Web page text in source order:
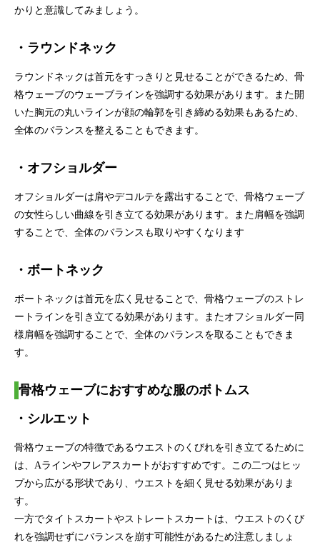
かりと意識してみましょう。
・ラウンドネック
ラウンドネックは首元をすっきりと見せることができるため、骨
格ウェーブのウェーブラインを強調する効果があります。また開
いた胸元の丸いラインが顔の輪郭を引き締める効果もあるため、
全体のバランスを整えることもできます。
・オフショルダー
オフショルダーは肩やデコルテを露出することで、骨格ウェーブ
の女性らしい曲線を引き立てる効果があります。また肩幅を強調
することで、全体のバランスも取りやすくなります
・ボートネック
ボートネックは首元を広く見せることで、骨格ウェーブのストレ
ートラインを引き立てる効果があります。またオフショルダー同
様肩幅を強調することで、全体のバランスを取ることもできま
す。
骨格ウェーブにおすすめな服のボトムス
・シルエット
骨格ウェーブの特徴であるウエストのくびれを引き立てるために
は、Aラインやフレアスカートがおすすめです。この二つはヒッ
プから広がる形状であり、ウエストを細く見せる効果がありま
す。
一方でタイトスカートやストレートスカートは、ウエストのくび
れを強調せずにバランスを崩す可能性があるため注意しましょ